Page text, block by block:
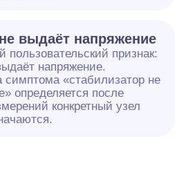
выдаёт напряжение
пользовательский признак:
напряжение.
симптома «стабилизатор не
определяется после
конкретный узел